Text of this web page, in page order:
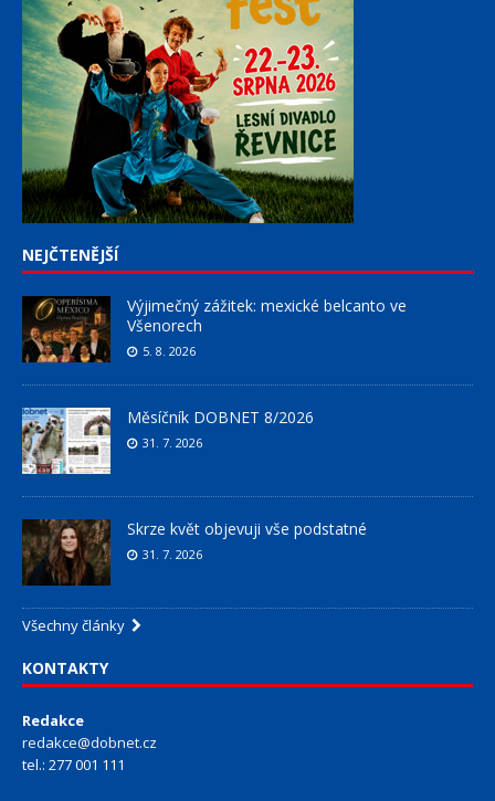
NEJČTENĚJŠÍ
Výjimečný zážitek: mexické belcanto ve
Všenorech
5. 8. 2026
Měsíčník DOBNET 8/2026
31. 7. 2026
Skrze květ objevuji vše podstatné
31. 7. 2026
Všechny články
KONTAKTY
Redakce
redakce@dobnet.cz
tel.: 277 001 111